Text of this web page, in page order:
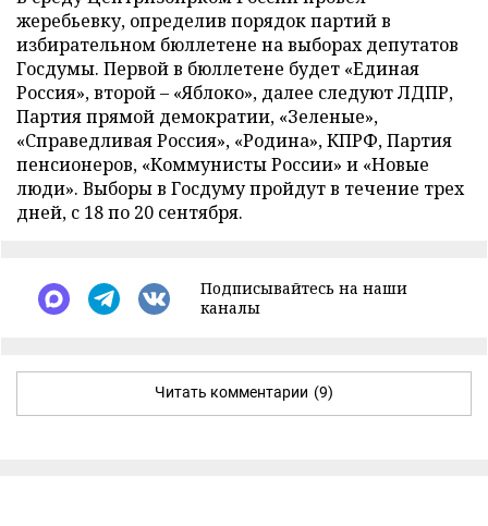
жеребьевку, определив порядок партий в
избирательном бюллетене на выборах депутатов
Госдумы. Первой в бюллетене будет «Единая
Россия», второй – «Яблоко», далее следуют ЛДПР,
Партия прямой демократии, «Зеленые»,
«Справедливая Россия», «Родина», КПРФ, Партия
пенсионеров, «Коммунисты России» и «Новые
люди». Выборы в Госдуму пройдут в течение трех
дней, с 18 по 20 сентября.
Подписывайтесь на наши
каналы
Читать комментарии (9)